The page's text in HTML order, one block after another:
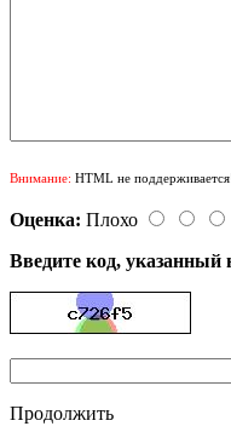
Внимание: HTML не
Оценка: Плохо
Введите код, указанный
Продолжить